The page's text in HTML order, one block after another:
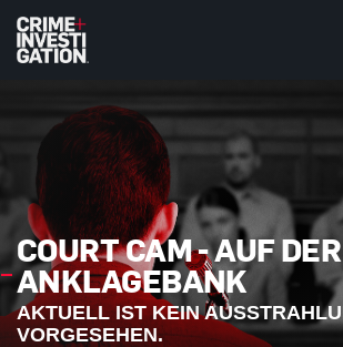
COURT CAM - AUF DER
ANKLAGEBANK
AKTUELL IST KEIN
VORGESEHEN.